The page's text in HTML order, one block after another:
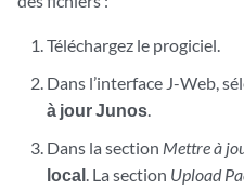
Téléchargez le progiciel.
Dans l’interface J-Web,
à jour Junos.
Dans la section Mettre à
local. La section Upload